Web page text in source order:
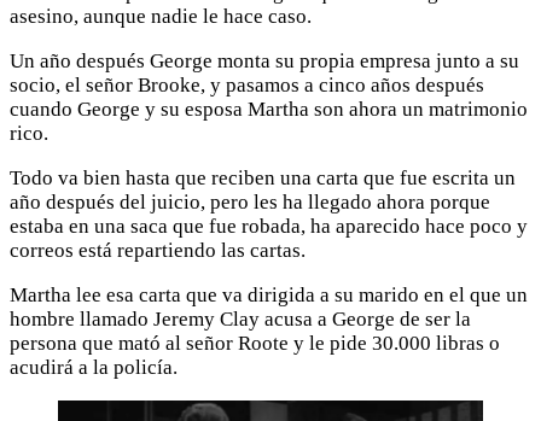
asesino, aunque nadie le hace caso.
Un año después George monta su propia empresa junto a su
socio, el señor Brooke, y pasamos a cinco años después
cuando George y su esposa Martha son ahora un matrimonio
rico.
Todo va bien hasta que reciben una carta que fue escrita un
año después del juicio, pero les ha llegado ahora porque
estaba en una saca que fue robada, ha aparecido hace poco y
correos está repartiendo las cartas.
Martha lee esa carta que va dirigida a su marido en el que un
hombre llamado Jeremy Clay acusa a George de ser la
persona que mató al señor Roote y le pide 30.000 libras o
acudirá a la policía.